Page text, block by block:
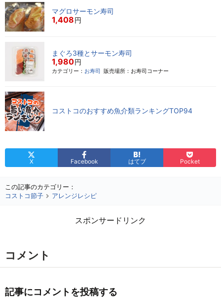
マグロサーモン寿司
1,408円
まぐろ3種とサーモン寿司
1,980円
カテゴリー： お寿司 販売場所：お寿司コーナー
コストコのおすすめ魚介類ランキングTOP94
X Facebook はてブ Pocket
この記事のカテゴリー：
コストコ節子
アレンジレシピ
スポンサードリンク
コメント
記事にコメントを投稿する